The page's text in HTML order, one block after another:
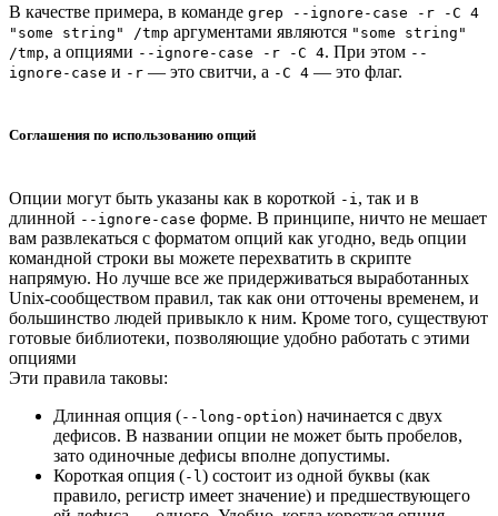
В качестве примера, в команде grep --ignore-case -r -С 4
"some string" /tmp аргументами являются "some string"
/tmp, а опциями --ignore-case -r -С 4. При этом --
ignore-case и -r — это свитчи, а -C 4 — это флаг.
Соглашения по использованию опций
Опции могут быть указаны как в короткой -i , так и в
длинной --ignore-case форме. В принципе, ничто не мешает
вам развлекаться с форматом опций как угодно, ведь опции
командной строки вы можете перехватить в скрипте
напрямую. Но лучше все же придерживаться выработанных
Unix-сообществом правил, так как они отточены временем, и
большинство людей привыкло к ним. Кроме того, существуют
готовые библиотеки, позволяющие удобно работать с этими
опциями
Эти правила таковы:
Длинная опция (--long-option) начинается с двух
дефисов. В названии опции не может быть пробелов,
зато одиночные дефисы вполне допустимы.
Короткая опция (-l ) состоит из одной буквы (как
правило, регистр имеет значение) и предшествующего